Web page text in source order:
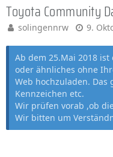
Toyota Community
solingennrw 9.
Ab dem 25.Mai 2018
oder ähnliches ohne
Web hochzuladen.
Kennzeichen etc.
Wir prüfen vorab ,ob
Wir bitten um